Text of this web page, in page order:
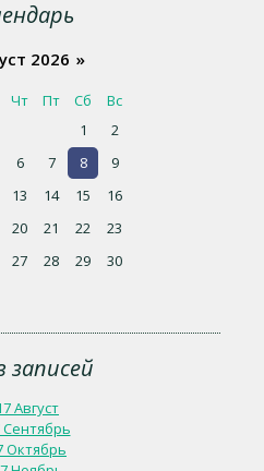
2026 »
Чт Пт Сб
Вс
1
2
6 7 8
9
13 14 15
16
20 21 22
23
27 28 29
30
записей
Август
Сентябрь
Октябрь